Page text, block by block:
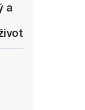
a